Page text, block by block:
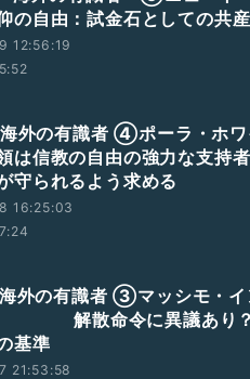
の自由：試金石としての共
12:56:19
外の有識者 ④ポーラ・ホ
は信教の自由の強力な支持
守られるよう求める
16:25:03
外の有識者 ③マッシモ・イ
解散命令に異議あり？
基準
21:53:58